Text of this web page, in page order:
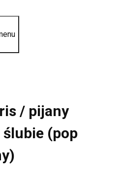
/ pijany
(pop